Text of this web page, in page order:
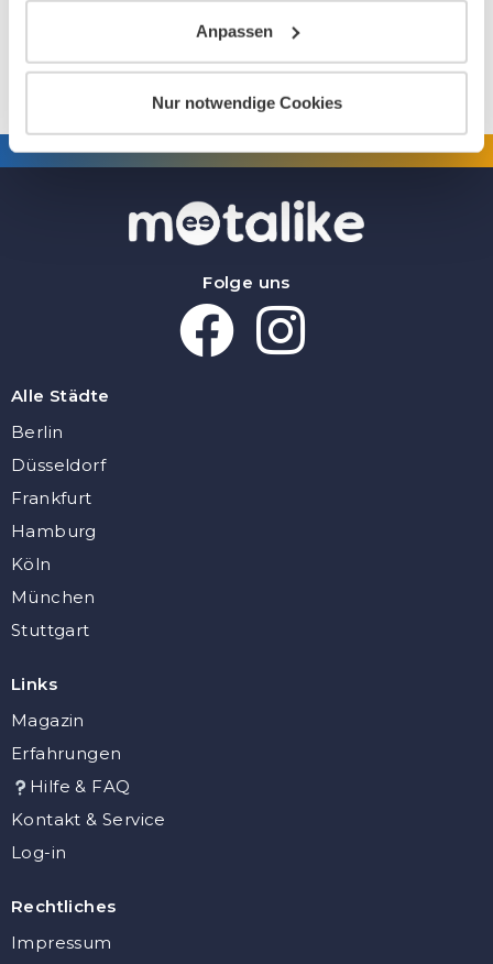
Anpassen
Nur notwendige Cookies
Folge uns
Alle Städte
Berlin
Düsseldorf
Frankfurt
Hamburg
Köln
München
Stuttgart
Links
Magazin
Erfahrungen
Hilfe & FAQ
Kontakt & Service
Log-in
Rechtliches
Impressum